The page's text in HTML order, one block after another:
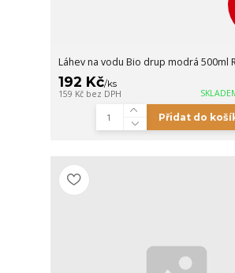
Láhev na vodu Bio drup modrá 500ml
192 Kč/ks
159 Kč bez DPH
Přidat do